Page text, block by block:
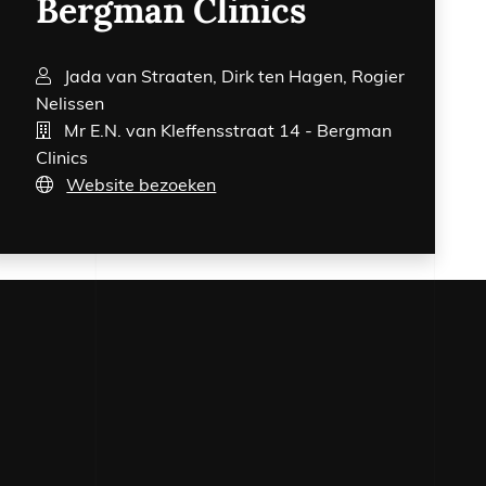
06 61 67
Bergman Clinics
Jada van Straaten, Dirk ten Hagen, Rogier
Nelissen
Mr E.N. van Kleffensstraat 14 - Bergman
Clinics
Website bezoeken